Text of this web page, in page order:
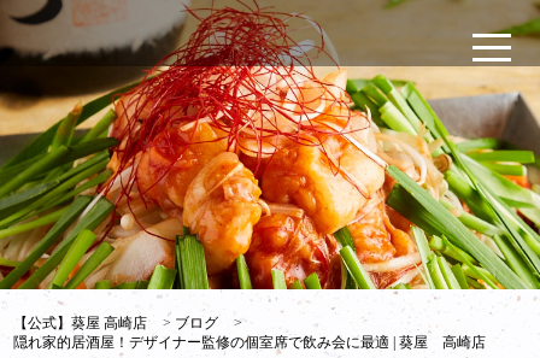
【公式】葵屋 高崎店 > ブログ
>
隠れ家的居酒屋！デザイナー監修の個室席で飲み会に最適 | 葵屋 高崎店